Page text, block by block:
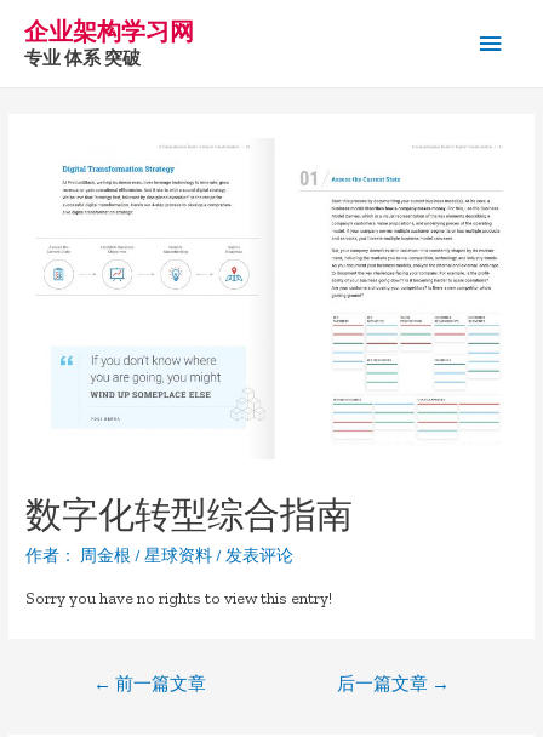
企业架构学习网
专业 体系 突破
主
单
数字化转型综合指南
作者： 周金根 /星球资料/发表评论
Sorry you have no rights to view this entry!
← 前一篇文章 后一篇文章 →